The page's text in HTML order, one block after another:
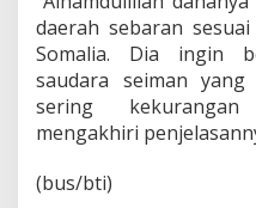
daerah sebaran
Somalia. Dia ingin
saudara seiman
sering kekurangan
mengakhiri
(bus/bti)